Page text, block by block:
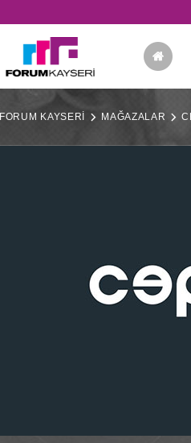
FORUM KAYSERİ MAĞAZALAR